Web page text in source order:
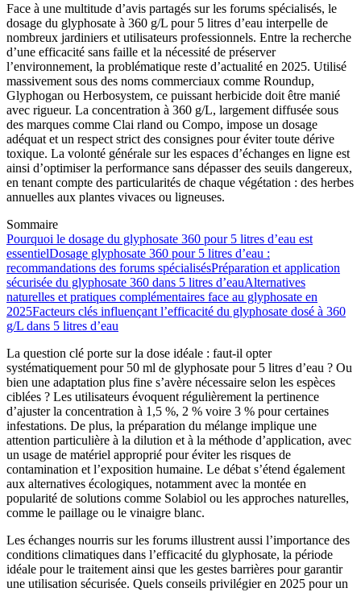
Face à une multitude d’avis partagés sur les forums spécialisés, le
dosage du glyphosate à 360 g/L pour 5 litres d’eau interpelle de
nombreux jardiniers et utilisateurs professionnels. Entre la recherche
d’une efficacité sans faille et la nécessité de préserver
l’environnement, la problématique reste d’actualité en 2025. Utilisé
massivement sous des noms commerciaux comme Roundup,
Glyphogan ou Herbosystem, ce puissant herbicide doit être manié
avec rigueur. La concentration à 360 g/L, largement diffusée sous
des marques comme Clai rland ou Compo, impose un dosage
adéquat et un respect strict des consignes pour éviter toute dérive
toxique. La volonté générale sur les espaces d’échanges en ligne est
ainsi d’optimiser la performance sans dépasser des seuils dangereux,
en tenant compte des particularités de chaque végétation : des herbes
annuelles aux plantes vivaces ou ligneuses.
Sommaire
Pourquoi le dosage du glyphosate 360 pour 5 litres d’eau est
essentielDosage glyphosate 360 pour 5 litres d’eau :
recommandations des forums spécialisésPréparation et application
sécurisée du glyphosate 360 dans 5 litres d’eauAlternatives
naturelles et pratiques complémentaires face au glyphosate en
2025Facteurs clés influençant l’efficacité du glyphosate dosé à 360
g/L dans 5 litres d’eau
La question clé porte sur la dose idéale : faut-il opter
systématiquement pour 50 ml de glyphosate pour 5 litres d’eau ? Ou
bien une adaptation plus fine s’avère nécessaire selon les espèces
ciblées ? Les utilisateurs évoquent régulièrement la pertinence
d’ajuster la concentration à 1,5 %, 2 % voire 3 % pour certaines
infestations. De plus, la préparation du mélange implique une
attention particulière à la dilution et à la méthode d’application, avec
un usage de matériel approprié pour éviter les risques de
contamination et l’exposition humaine. Le débat s’étend également
aux alternatives écologiques, notamment avec la montée en
popularité de solutions comme Solabiol ou les approches naturelles,
comme le paillage ou le vinaigre blanc.
Les échanges nourris sur les forums illustrent aussi l’importance des
conditions climatiques dans l’efficacité du glyphosate, la période
idéale pour le traitement ainsi que les gestes barrières pour garantir
une utilisation sécurisée. Quels conseils privilégier en 2025 pour un